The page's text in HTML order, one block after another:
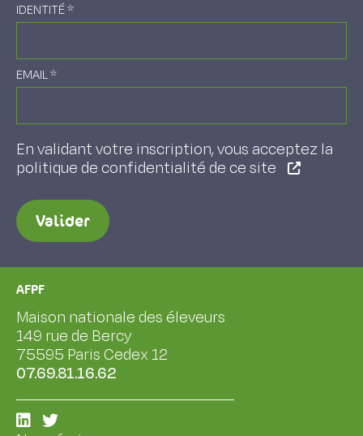
IDENTITÉ*
EMAIL*
En validant votre inscription, vous acceptez la
politique de confidentialité de ce site
Valider
AFPF
Maison nationale des éleveurs
149 rue de Bercy
75595 Paris Cedex 12
07.69.81.16.62